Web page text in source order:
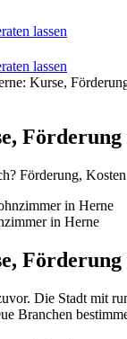
lassen
lassen
Kurse,
Förderung
Förderung,
in Herne
Die Stadt mit
Branchen